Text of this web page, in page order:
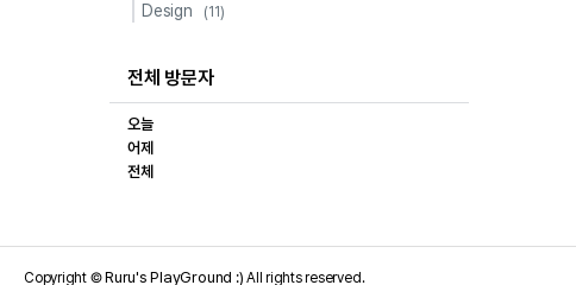
Design (11)
전체 방문자
오늘
어제
전체
Copyright ©Ruru's PlayGround :) All rights reserved.